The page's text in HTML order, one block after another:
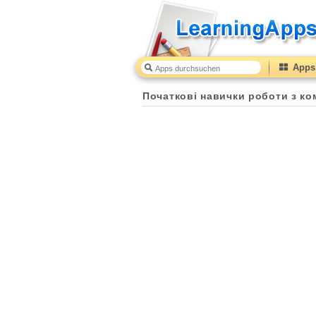
Початкові навички роботи з
Початкові навички роботи з комп'ютером (2 клас) 30